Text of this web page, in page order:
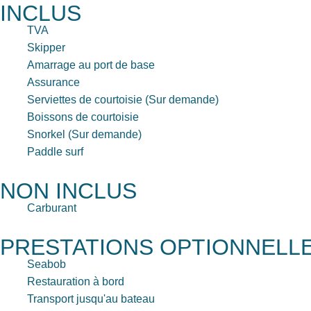
INCLUS
TVA
Skipper
Amarrage au port de base
Assurance
Serviettes de courtoisie (Sur demande)
Boissons de courtoisie
Snorkel (Sur demande)
Paddle surf
NON INCLUS
Carburant
PRESTATIONS
Seabob
Restauration à bord
Transport jusqu'au bateau